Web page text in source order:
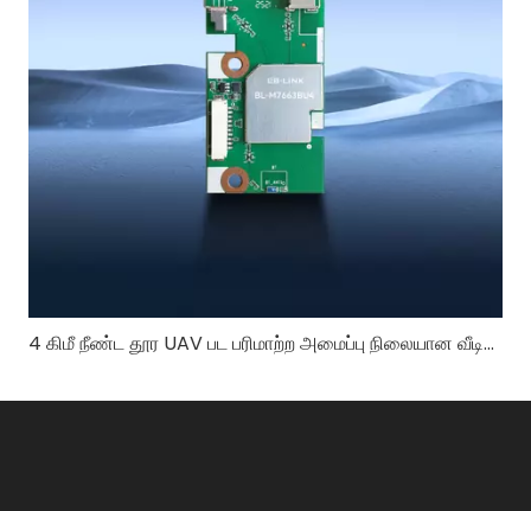
4 கிமீ நீண்ட தூர UAV பட பரிமாற்ற அமைப்பு நிலையான வீடியோ தரத்தை எவ்வாறு உறுதி செய்கிறது?